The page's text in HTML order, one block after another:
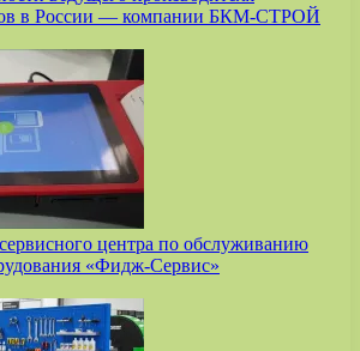
в России — компании БКМ-СТРОЙ
центра по обслуживанию
«Фидж-Сервис»